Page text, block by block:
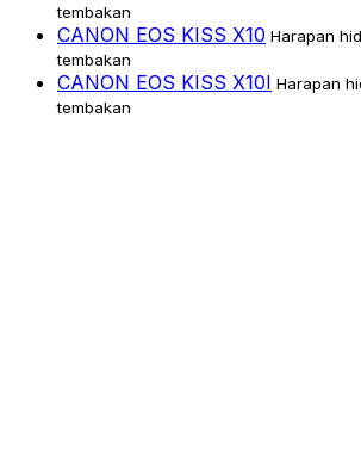
tembakan
CANON EOS KISS X10 Harapan
tembakan
CANON EOS KISS X10I Harapan
tembakan